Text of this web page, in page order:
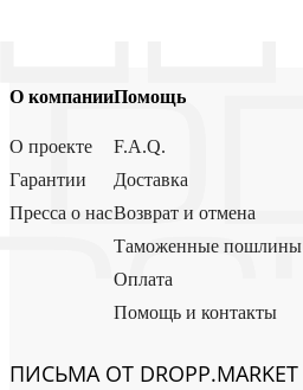
О компании
О проекте
Гарантии
Пресса о нас
Помощь
F.A.Q.
Доставка
Возврат и отмена
Таможенные пошлины
Оплата
Помощь и контакты
ПИСЬМА ОТ DROPP.MARKET